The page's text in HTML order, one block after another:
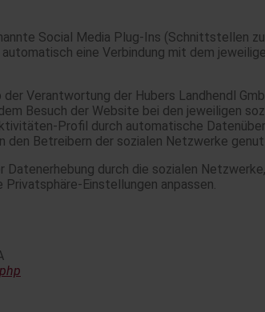
Social Media Plug-Ins (Schnittstellen
eine Verbindung mit dem
Verantwortung der Hubers Landhendl
Besuch der Website bei den jeweiligen
Profil durch automatische
Betreibern der sozialen Netzwerke
Datenerhebung durch die sozialen
Einstellungen anpassen.